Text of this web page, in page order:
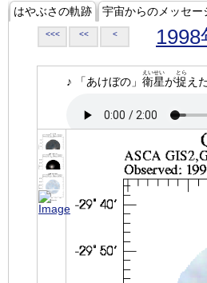
はやぶさの軌跡 宇宙からのメッセー
<<< << < 1998
♪ 「あけぼの」 衛星
えいせい
が捉
とら
え